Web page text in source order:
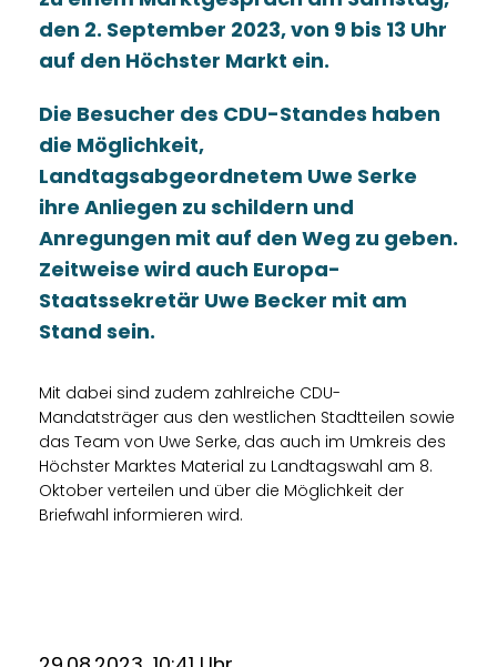
den 2. September 2023, von 9 bis 13 Uhr
auf den Höchster Markt ein.
Die Besucher des CDU-Standes haben
die Möglichkeit,
Landtagsabgeordnetem Uwe Serke
ihre Anliegen zu schildern und
Anregungen mit auf den Weg zu geben.
Zeitweise wird auch Europa-
Staatssekretär Uwe Becker mit am
Stand sein.
Mit dabei sind zudem zahlreiche CDU-
Mandatsträger aus den westlichen Stadtteilen sowie
das Team von Uwe Serke, das auch im Umkreis des
Höchster Marktes Material zu Landtagswahl am 8.
Oktober verteilen und über die Möglichkeit der
Briefwahl informieren wird.